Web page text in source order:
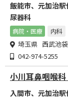
飯能市、元加治
尿器科
病院・医療 内科
埼玉県 西武池
042-974-5255
小川耳鼻咽喉
入間市、元加治